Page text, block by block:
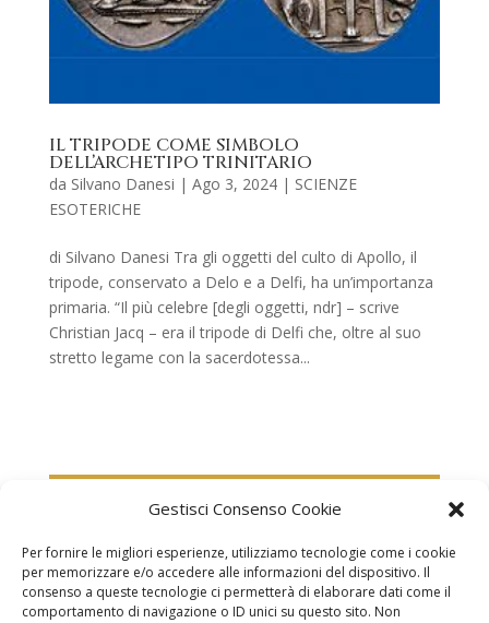
Gestisci Consenso Cookie
Per fornire le migliori esperienze, utilizziamo tecnologie come i cookie
per memorizzare e/o accedere alle informazioni del dispositivo. Il
consenso a queste tecnologie ci permetterà di elaborare dati come il
comportamento di navigazione o ID unici su questo sito. Non
IL TRIPODE COME SIMBOLO
DELL’ARCHETIPO TRINITARIO
da Silvano Danesi | Ago 3, 2024| SCIENZE
ESOTERICHE
di Silvano Danesi Tra gli oggetti del culto di Apollo, il
tripode, conservato a Delo e a Delfi, ha un’importanza
primaria. “Il più celebre [degli oggetti, ndr] – scrive
Christian Jacq – era il tripode di Delfi che, oltre al suo
stretto legame con la sacerdotessa...